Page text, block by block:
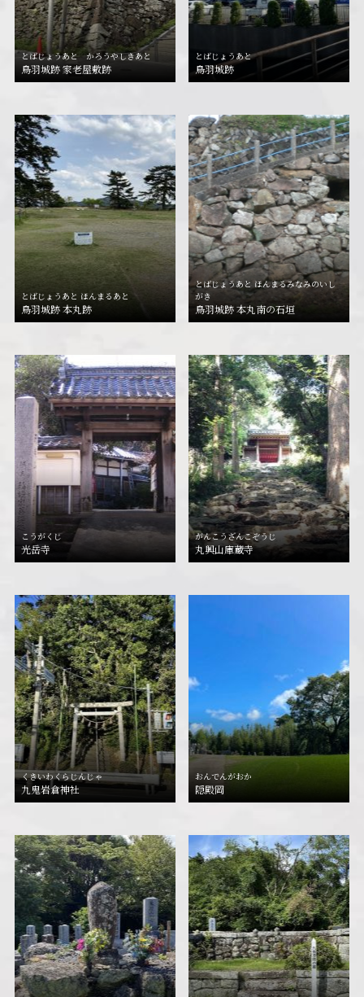
とばじょうあと かろうやしきあと
鳥羽城跡 家老屋敷跡
とばじょうあと
鳥羽城跡
とばじょうあと ほんまるあと
鳥羽城跡 本丸跡
とばじょうあと ほんまるみなみのいし
がき
鳥羽城跡 本丸南の石垣
こうがくじ
光岳寺
がんこうざんこぞうじ
丸興山庫蔵寺
くきいわくらじんじゃ
九鬼岩倉神社
おんでんがおか
隠殿岡